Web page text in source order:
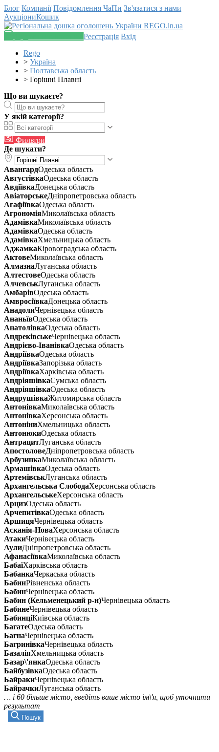
Блог Компанії Повідомлення ЧаПи Зв'язатися з нами
АукціониКошик
Реєстрація Вхід
Rego
> Україна
> Полтавська область
> Горішні Плавні
Що ви шукаєте?
У якій категорії?
Фильтри
Де шукати?
АвангардОдеська область
АвгустівкаОдеська область
АвдіївкаДонецька область
АвіаторськеДніпропетровська область
АгафіївкаОдеська область
АгрономіяМиколаївська область
АдамівкаМиколаївська область
АдамівкаОдеська область
АдамівкаХмельницька область
АджамкаКіровоградська область
АктовеМиколаївська область
АлмазнаЛуганська область
АлтестовеОдеська область
АлчевськЛуганська область
АмбарівОдеська область
АмвросіївкаДонецька область
АнадолиЧернівецька область
АнаньївОдеська область
АнатолівкаОдеська область
АндреківськеЧернівецька область
Андрієво-ІванівкаОдеська область
АндріївкаОдеська область
АндріївкаЗапорізька область
АндріївкаХарківська область
АндріяшівкаСумська область
АндріяшівкаОдеська область
АндрушівкаЖитомирська область
АнтонівкаМиколаївська область
АнтонівкаХерсонська область
АнтоніниХмельницька область
АнтонюкиОдеська область
АнтрацитЛуганська область
АпостоловеДніпропетровська область
АрбузинкаМиколаївська область
АрмашівкаОдеська область
АртемівськЛуганська область
Архангельська СлободаХерсонська область
АрхангельськеХерсонська область
АрцизОдеська область
АрчепитівкаОдеська область
АршицяЧернівецька область
Асканія-НоваХерсонська область
АтакиЧернівецька область
АулиДніпропетровська область
АфанасіївкаМиколаївська область
БабаїХарківська область
БабанкаЧеркаська область
БабинРівненська область
БабинЧернівецька область
Бабин (Кельменецький р-н)Чернівецька область
БабинеЧернівецька область
БабинціКиївська область
БагатеОдеська область
БагнаЧернівецька область
БагринівкаЧернівецька область
БазаліяХмельницька область
Базар\'янкаОдеська область
БайбузівкаОдеська область
БайракиЧернівецька область
БайрачкиЛуганська область
… і 60 більше місто, введіть ваше місто ім\'я, щоб уточнити
результат
Пошук